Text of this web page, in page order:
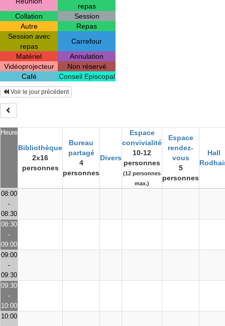
repas
Collation
Session
Autre
Repas
Session avec
repas
Carrefour
Matériel
Annulation
Vidéoprojecteur
Non réservé
Café
Conseil Episcopal
Heure
Bibliothèque
2x16
personnes
Bureau
partagé
4
personnes
Divers
Espace
convivialité
10-12
personnes
(12 personnes
max.)
Espace
rendez-
vous
5
personnes
Hall
Voir le jour précédent
08:00
-
08:30
08:30
-
09:00
09:00
-
09:30
09:30
-
10:00
10:00